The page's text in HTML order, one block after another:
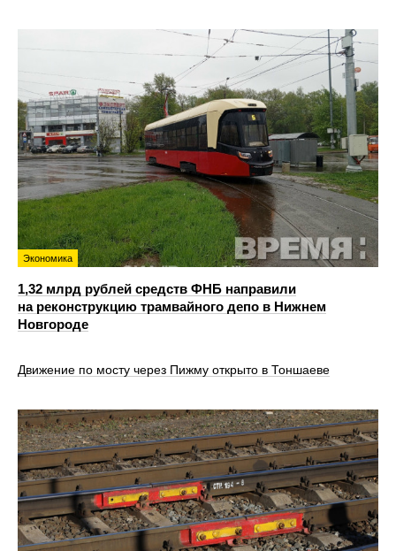
Экономика
1,32 млрд рублей средств ФНБ направили
на реконструкцию трамвайного депо в Нижнем
Новгороде
Движение по мосту через Пижму открыто в Тоншаеве